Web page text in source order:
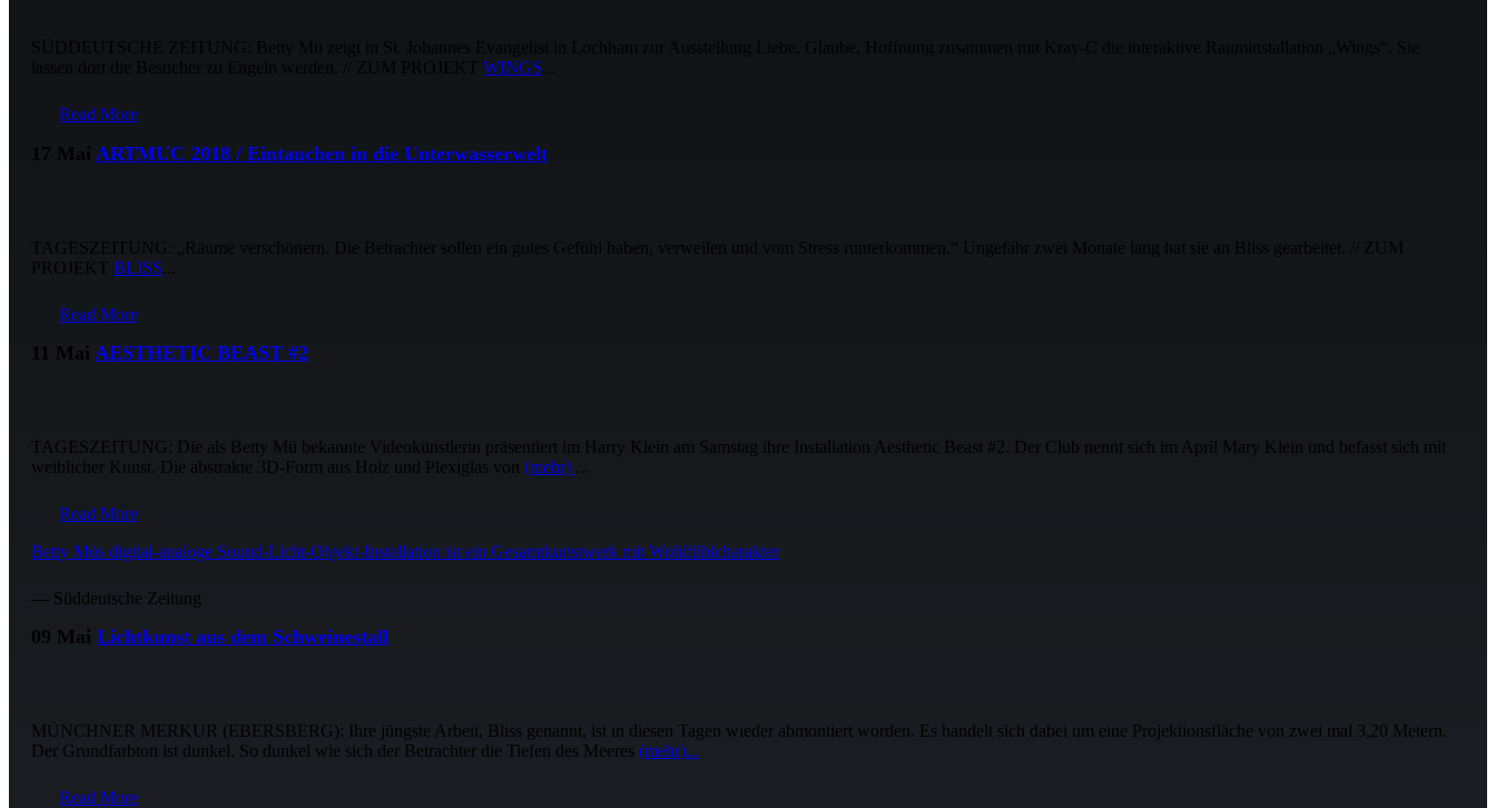
WINGS
Read More
ARTMUC 2018 / Eintauchen in die Unterwasserwelt
TAGESZEITUNG: „Räume verschönern. Die Betrachter sollen ein gutes Gefühl haben, verweilen und vom Stress runterkommen.“ Ungefähr zwei Monate lang hat sie an Bliss gearbeitet. // ZUM
PROJEKT BLISS
Read More
11 Mai AESTHETIC BEAST #2
TAGESZEITUNG: Die als Betty Mü bekannte Videokünstlerin präsentiert im Harry Klein am Samstag ihre Installation Aesthetic Beast #2. Der Club nennt sich im April Mary Klein und befasst sich mit
weiblicher Kunst. Die abstrakte 3D-Form aus Holz und Plexiglas von (mehr)
Read More
Betty Müs digital-analoge Sound-Licht-Objekt-Installation ist ein Gesamtkunstwerk mit Wohlfühlcharakter
— Süddeutsche Zeitung
09 Mai Lichtkunst aus dem Schweinestall
MÜNCHNER MERKUR (EBERSBERG): Ihre jüngste Arbeit, Bliss genannt, ist in diesen Tagen wieder abmontiert worden. Es handelt sich dabei um eine Projektionsfläche von zwei mal 3,20 Metern.
Der Grundfarbton ist dunkel. So dunkel wie sich der Betrachter die Tiefen des Meeres (mehr)...
Read More